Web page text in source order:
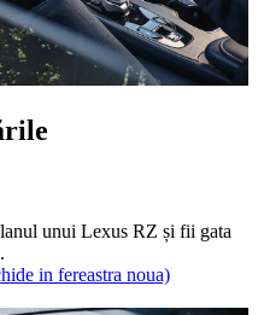
unui Lexus RZ și fii gata
in fereastra noua)